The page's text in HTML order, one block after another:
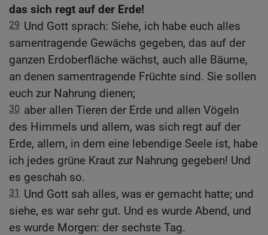
das sich regt auf der Erde!
29 Und Gott sprach: Siehe, ich habe euch alles
samentragende Gewächs gegeben, das auf der
ganzen Erdoberfläche wächst, auch alle Bäume,
an denen samentragende Früchte sind. Sie sollen
euch zur Nahrung dienen;
30 aber allen Tieren der Erde und allen Vögeln
des Himmels und allem, was sich regt auf der
Erde, allem, in dem eine lebendige Seele ist, habe
ich jedes grüne Kraut zur Nahrung gegeben! Und
es geschah so.
31 Und Gott sah alles, was er gemacht hatte; und
siehe, es war sehr gut. Und es wurde Abend, und
es wurde Morgen: der sechste Tag.